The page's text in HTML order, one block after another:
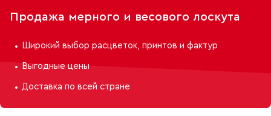
Продажа мерного и весового лоскута
Широкий выбор расцветок, принтов и фактур
Выгодные цены
Доставка по всей стране